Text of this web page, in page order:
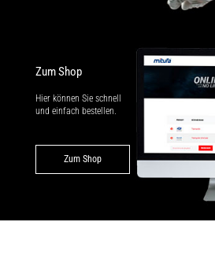
Zum Shop
Hier können Sie schnell
und einfach bestellen.
Zum Shop